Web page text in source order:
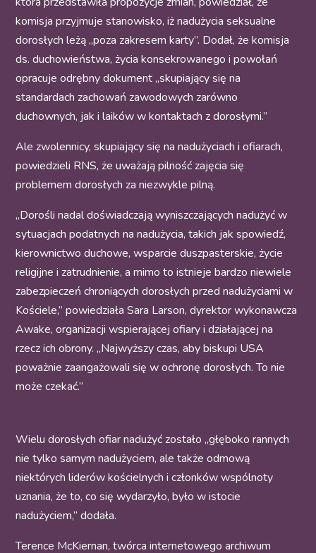
komisja przyjmuje stanowisko, iż nadużycia seksualne
dorosłych leżą „poza zakresem karty”. Dodał, że komisja
ds. duchowieństwa, życia konsekrowanego i powołań
opracuje odrębny dokument „skupiający się na
standardach zachowań zawodowych zarówno
duchownych, jak i laików w kontaktach z dorosłymi.”
Ale zwolennicy, skupiający się na nadużyciach i ofiarach,
powiedzieli RNS, że uważają pilność zajęcia się
problemem dorosłych za niezwykle pilną.
„Dorośli nadal doświadczają wyniszczających nadużyć w
sytuacjach podatnych na nadużycia, takich jak spowiedź,
kierownictwo duchowe, wsparcie duszpasterskie, życie
religijne i zatrudnienie, a mimo to istnieje bardzo niewiele
zabezpieczeń chroniących dorosłych przed nadużyciami w
Kościele,” powiedziała Sara Larson, dyrektor wykonawcza
Awake, organizacji wspierającej ofiary i działającej na
rzecz ich obrony. „Najwyższy czas, aby biskupi USA
poważnie zaangażowali się w ochronę dorosłych. To nie
może czekać.”
Wielu dorosłych ofiar nadużyć zostało „głęboko rannych
nie tylko samym nadużyciem, ale także odmową
niektórych liderów kościelnych i członków wspólnoty
uznania, że to, co się wydarzyło, było w istocie
nadużyciem,” dodała.
Terence McKiernan, twórca internetowego archiwum